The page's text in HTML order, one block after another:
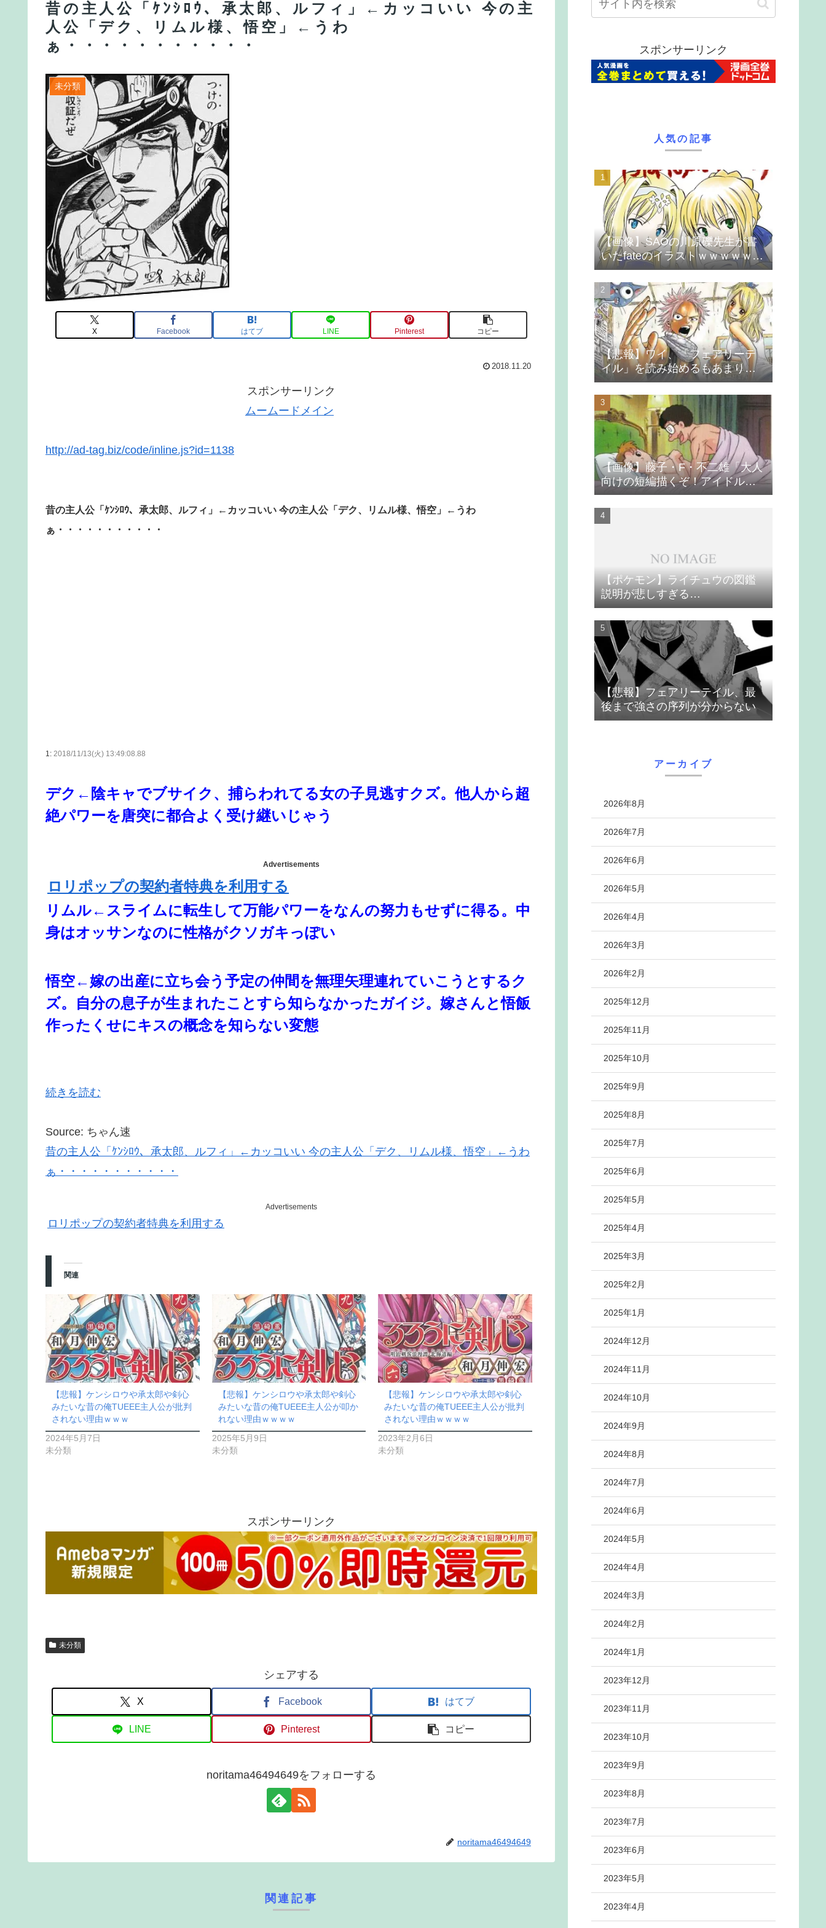
昔の主人公「ｹﾝｼﾛｳ、承太郎、ルフィ」←カッコいい 今の主
人公「デク、リムル様、悟空」←うわ
ぁ・・・・・・・・・・・
未分類
X Facebook はてブ LINE Pinterest コピー
2018.11.20
スポンサーリンク
ムームードメイン
http://ad-tag.biz/code/inline.js?id=1138
昔の主人公「ｹﾝｼﾛｳ、承太郎、ルフィ」←カッコいい 今の主人公「デク、リムル様、悟空」←うわ
ぁ・・・・・・・・・・・
1: 2018/11/13(火) 13:49:08.88
デク←陰キャでブサイク、捕らわれてる女の子見逃すクズ。他人から超
絶パワーを唐突に都合よく受け継いじゃう
Advertisements
ロリポップの契約者特典を利用する
リムル←スライムに転生して万能パワーをなんの努力もせずに得る。中
身はオッサンなのに性格がクソガキっぽい
悟空←嫁の出産に立ち会う予定の仲間を無理矢理連れていこうとするク
ズ。自分の息子が生まれたことすら知らなかったガイジ。嫁さんと悟飯
作ったくせにキスの概念を知らない変態
続きを読む
Source: ちゃん速
昔の主人公「ｹﾝｼﾛｳ、承太郎、ルフィ」←カッコいい 今の主人公「デク、リムル様、悟空」←うわ
ぁ・・・・・・・・・・・
Advertisements
ロリポップの契約者特典を利用する
関連
【悲報】ケンシロウや承太郎や剣心
みたいな昔の俺TUEEE主人公が批判
されない理由ｗｗｗ
2024年5月7日
未分類
【悲報】ケンシロウや承太郎や剣心
みたいな昔の俺TUEEE主人公が叩か
れない理由ｗｗｗｗ
2025年5月9日
未分類
【悲報】ケンシロウや承太郎や剣心
みたいな昔の俺TUEEE主人公が批判
されない理由ｗｗｗｗ
2023年2月6日
未分類
スポンサーリンク
未分類
シェアする
X Facebook はてブ
LINE Pinterest コピー
noritama46494649をフォローする
noritama46494649
関連記事
スポンサーリンク
人気の記事
【画像】SAOの川原礫先生が書
いたfateのイラストｗｗｗｗｗｗ
ｗｗｗ
【悲報】ワイ、「フェアリーテ
イル」を読み始めるもあまりの
つまらなさに挫折する
【画像】藤子・F・不二雄「大人
向けの短編描くぞ！アイドルが
無理やり抱かれるシーン入れ
よ」
【ポケモン】ライチュウの図鑑
説明が悲しすぎる…
【悲報】フェアリーテイル、最
後まで強さの序列が分からない
アーカイブ
2026年8月
2026年7月
2026年6月
2026年5月
2026年4月
2026年3月
2026年2月
2025年12月
2025年11月
2025年10月
2025年9月
2025年8月
2025年7月
2025年6月
2025年5月
2025年4月
2025年3月
2025年2月
2025年1月
2024年12月
2024年11月
2024年10月
2024年9月
2024年8月
2024年7月
2024年6月
2024年5月
2024年4月
2024年3月
2024年2月
2024年1月
2023年12月
2023年11月
2023年10月
2023年9月
2023年8月
2023年7月
2023年6月
2023年5月
2023年4月